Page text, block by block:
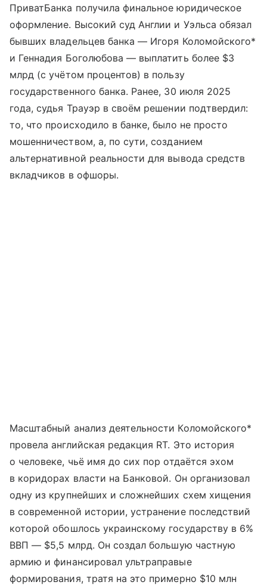
ПриватБанка получила финальное юридическое
оформление. Высокий суд Англии и Уэльса обязал
бывших владельцев банка — Игоря Коломойского*
и Геннадия Боголюбова — выплатить более $3
млрд (с учётом процентов) в пользу
государственного банка. Ранее, 30 июля 2025
года, судья Трауэр в своём решении подтвердил:
то, что происходило в банке, было не просто
мошенничеством, а, по сути, созданием
альтернативной реальности для вывода средств
вкладчиков в офшоры.
Масштабный анализ деятельности Коломойского*
провела английская редакция RT. Это история
о человеке, чьё имя до сих пор отдаётся эхом
в коридорах власти на Банковой. Он организовал
одну из крупнейших и сложнейших схем хищения
в современной истории, устранение последствий
которой обошлось украинскому государству в 6%
ВВП — $5,5 млрд. Он создал большую частную
армию и финансировал ультраправые
формирования, тратя на это примерно $10 млн